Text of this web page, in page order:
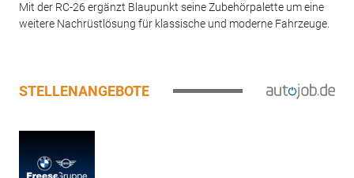
Mit der RC-26 ergänzt Blaupunkt seine Zubehörpalette um eine
weitere Nachrüstlösung für klassische und moderne Fahrzeuge.
STELLENANGEBOTE